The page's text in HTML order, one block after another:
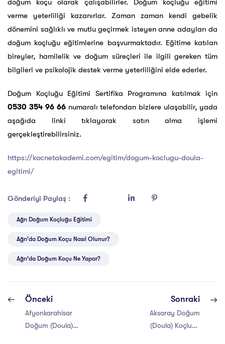
doğum koçu olarak çalışabilirler. Doğum koçluğu eğitimi
verme yeterliliği kazanırlar. Zaman zaman kendi gebelik
dönemini sağlıklı ve mutlu geçirmek isteyen anne adayları da
doğum koçluğu eğitimlerine başvurmaktadır. Eğitime katılan
bireyler, hamilelik ve doğum süreçleri ile ilgili gereken tüm
bilgileri ve psikolojik destek verme yeterliliğini elde ederler.
Doğum Koçluğu Eğitimi Sertifika Programına katılmak için
0530 354 96 66numaralı telefondan bizlere ulaşabilir, yada
aşağıda linki tıklayarak satın alma işlemi
gerçekleştirebilirsiniz.
https://kocnetakademi.com/egitim/dogum-koclugu-doula-
egitimi/
Gönderiyi Paylaş :
Ağrı Doğum Koçluğu Eğitimi
Ağrı'da Doğum Koçu Nasıl Olunur?
Ağrı'da Doğum Koçu Ne Yapar?
Önceki
Afyonkarahisar
Doğum (Doula)
Sonraki
Aksaray Doğum
(Doula) Koçluğu